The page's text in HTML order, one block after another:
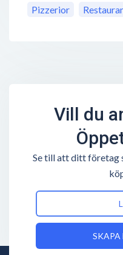
Pizzerior
Vill du
Se till att ditt företag
SKAPA